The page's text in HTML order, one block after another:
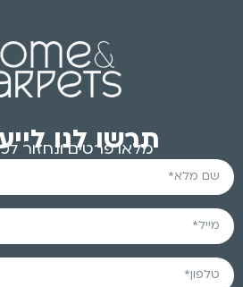
תרשו לנו
מלאו פרטים ונחזור